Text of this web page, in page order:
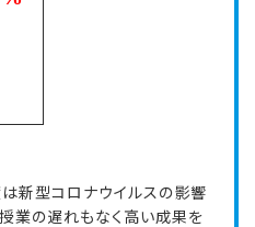
新型コロナウイルスの影響
業の遅れもなく高い成果を